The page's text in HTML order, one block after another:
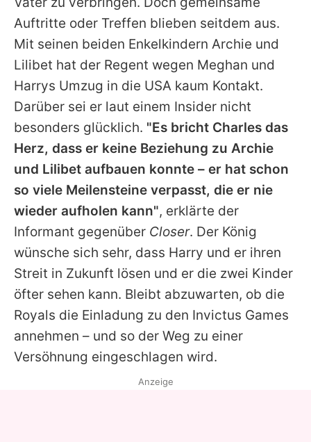
Auftritte oder Treffen blieben seitdem aus.
Mit seinen beiden Enkelkindern Archie und
Lilibet hat der Regent wegen Meghan und
Harrys Umzug in die USA kaum Kontakt.
Darüber sei er laut einem Insider nicht
besonders glücklich. "Es bricht Charles das
Herz, dass er keine Beziehung zu Archie
und Lilibet aufbauen konnte – er hat schon
so viele Meilensteine verpasst, die er nie
wieder aufholen kann", erklärte der
Informant gegenüber Closer. Der König
wünsche sich sehr, dass Harry und er ihren
Streit in Zukunft lösen und er die zwei Kinder
öfter sehen kann. Bleibt abzuwarten, ob die
Royals die Einladung zu den Invictus Games
annehmen – und so der Weg zu einer
Versöhnung eingeschlagen wird.
Anzeige